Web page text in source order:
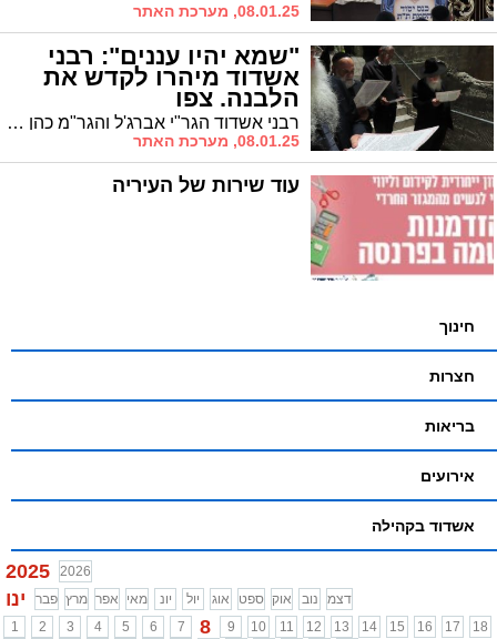
08.01.25, מערכת האתר
"שמא יהיו עננים": רבני
אשדוד מיהרו לקדש את
הלבנה. צפו
רבני אשדוד הגר"י אברג'ל והגר"מ כהן יצאו לברכת קידוש לבנה ברוב עם ובירכו את המתפללים
08.01.25, מערכת האתר
עוד שירות של העיריה
חינוך
חצרות
בריאות
אירועים
אשדוד בקהילה
2025 2026
ינו פבר מרץ אפר מאי יונ יול אוג ספט אוק נוב
דצמ
1
2 3 4 5 6 7 8 9 10 11 12 13 14 15 16 17
18